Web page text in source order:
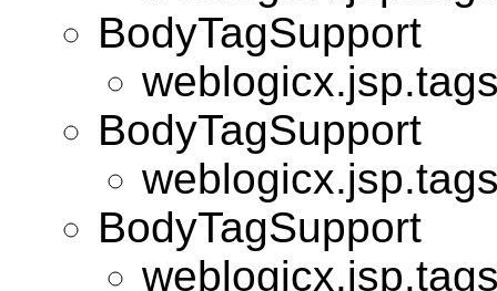
BodyTagSupport
BodyTagSupport
BodyTagSupport